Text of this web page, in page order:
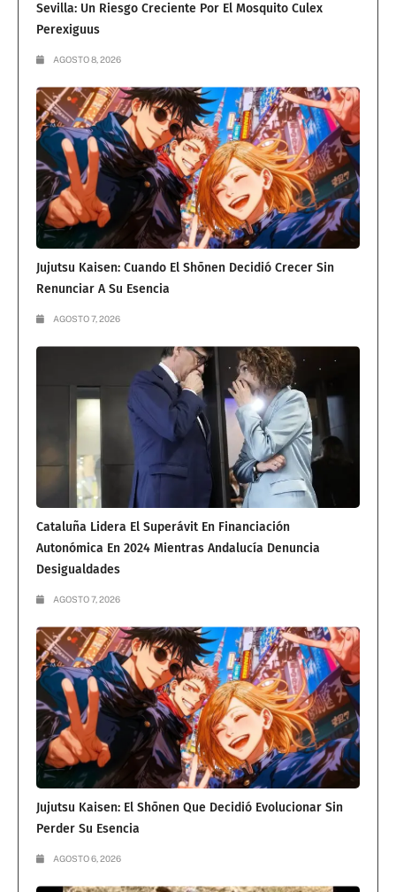
Sevilla: Un Riesgo Creciente Por El Mosquito Culex
Perexiguus
AGOSTO 8, 2026
Jujutsu Kaisen: Cuando El Shōnen Decidió Crecer Sin
Renunciar A Su Esencia
AGOSTO 7, 2026
Cataluña Lidera El Superávit En Financiación
Autonómica En 2024 Mientras Andalucía Denuncia
Desigualdades
AGOSTO 7, 2026
Jujutsu Kaisen: El Shōnen Que Decidió Evolucionar Sin
Perder Su Esencia
AGOSTO 6, 2026